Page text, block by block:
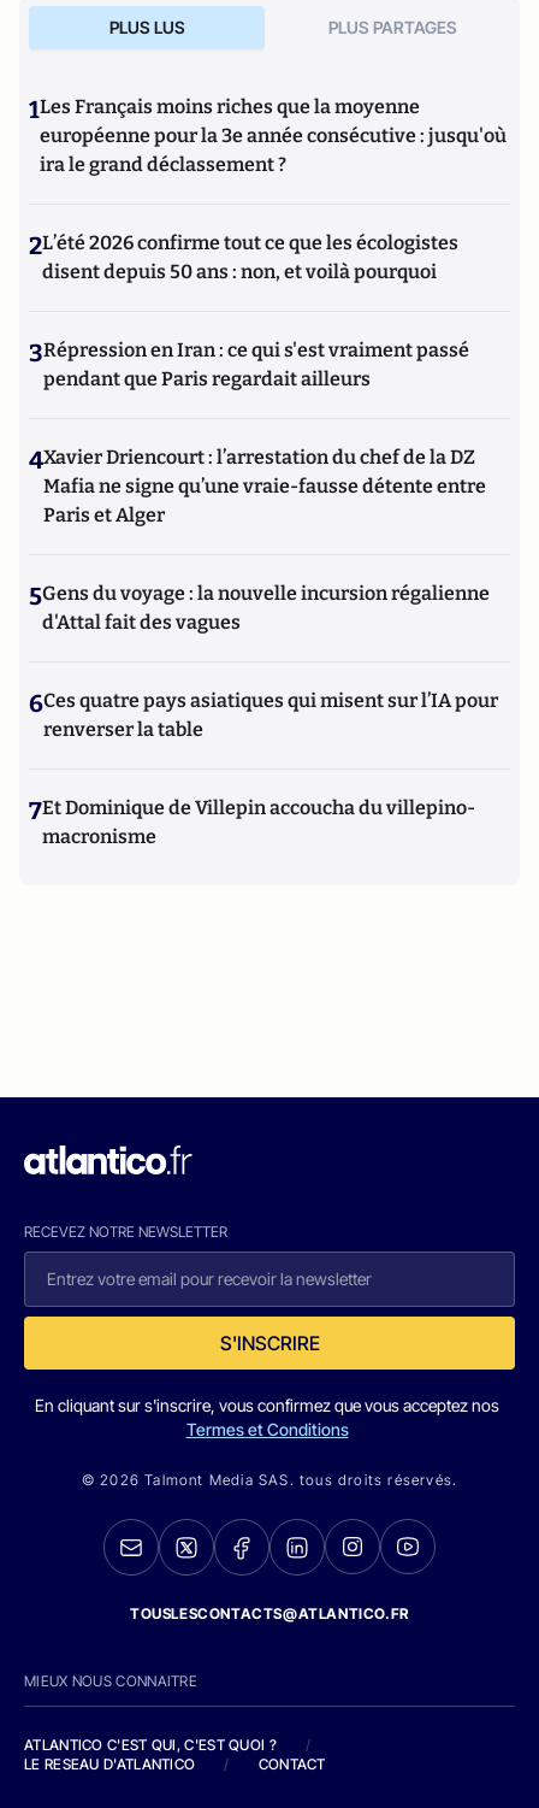
pédagogique dans l'enseignement supérieur".
PLUS LUS PLUS PARTAGES
1Les Français moins riches que la moyenne
européenne pour la 3e année consécutive : jusqu'où
ira le grand déclassement ?
2L’été 2026 confirme tout ce que les écologistes
disent depuis 50 ans : non, et voilà pourquoi
3Répression en Iran : ce qui s'est vraiment passé
pendant que Paris regardait ailleurs
4Xavier Driencourt : l’arrestation du chef de la DZ
Mafia ne signe qu’une vraie-fausse détente entre
Paris et Alger
5Gens du voyage : la nouvelle incursion régalienne
d'Attal fait des vagues
6Ces quatre pays asiatiques qui misent sur l’IA pour
renverser la table
7Et Dominique de Villepin accoucha du villepino-
macronisme
RECEVEZ NOTRE NEWSLETTER
S'INSCRIRE
En cliquant sur s'inscrire, vous confirmez que vous acceptez nos
Termes et Conditions
© 2026 Talmont Media SAS. tous droits réservés.
TOUSLESCONTACTS@ATLANTICO.FR
MIEUX NOUS CONNAITRE
ATLANTICO C'EST QUI, C'EST QUOI ?
/
LE RESEAU D'ATLANTICO
/ CONTACT